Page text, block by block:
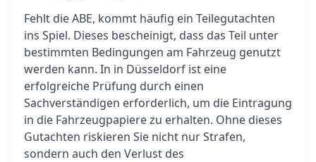
Fehlt die ABE, kommt häufig ein Teilegutachten
ins Spiel. Dieses bescheinigt, dass das Teil unter
bestimmten Bedingungen am Fahrzeug genutzt
werden kann. In in Düsseldorf ist eine
erfolgreiche Prüfung durch einen
Sachverständigen erforderlich, um die Eintragung
in die Fahrzeugpapiere zu erhalten. Ohne dieses
Gutachten riskieren Sie nicht nur Strafen,
sondern auch den Verlust des